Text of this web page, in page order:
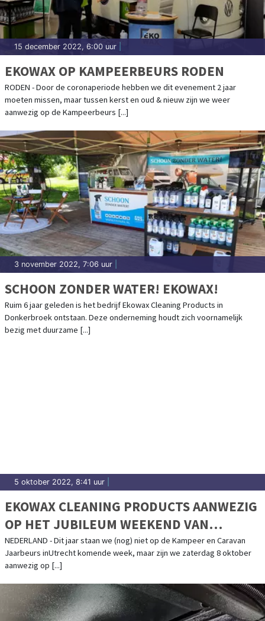
15 december 2022, 6:00 uur
EKOWAX OP KAMPEERBEURS RODEN
RODEN - Door de coronaperiode hebben we dit evenement 2 jaar
moeten missen, maar tussen kerst en oud & nieuw zijn we weer
aanwezig op de Kampeerbeurs [...]
3 november 2022, 7:06 uur
SCHOON ZONDER WATER! EKOWAX!
Ruim 6 jaar geleden is het bedrijf Ekowax Cleaning Products in
Donkerbroek ontstaan. Deze onderneming houdt zich voornamelijk
bezig met duurzame [...]
5 oktober 2022, 8:41 uur
EKOWAX CLEANING PRODUCTS AANWEZIG
OP HET JUBILEUM WEEKEND VAN
CAMPERCLUBNEDERLAND
NEDERLAND - Dit jaar staan we (nog) niet op de Kampeer en Caravan
Jaarbeurs inUtrecht komende week, maar zijn we zaterdag 8 oktober
aanwezig op [...]